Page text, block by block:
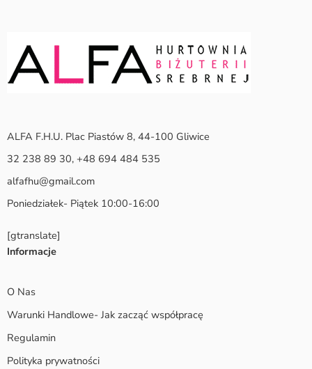
ALFA F.H.U. Plac Piastów 8, 44-100 Gliwice
32 238 89 30, +48 694 484 535
alfafhu@gmail.com
Poniedziałek- Piątek 10:00-16:00
[gtranslate]
Informacje
O Nas
Warunki Handlowe- Jak zacząć współpracę
Regulamin
Polityka prywatności